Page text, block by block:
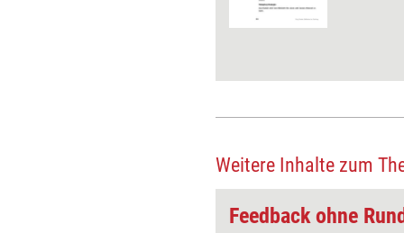
Weitere Inhalte zum
Feedback ohne